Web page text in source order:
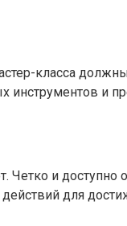
класса
и
и
для